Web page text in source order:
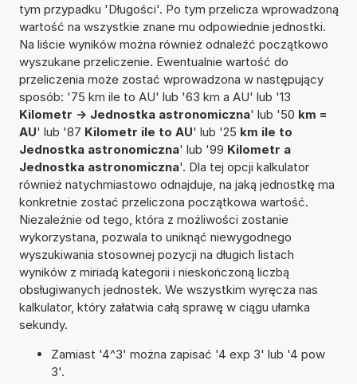
tym przypadku 'Długości'. Po tym przelicza wprowadzoną
wartość na wszystkie znane mu odpowiednie jednostki.
Na liście wyników można również odnaleźć początkowo
wyszukane przeliczenie. Ewentualnie wartość do
przeliczenia może zostać wprowadzona w następujący
sposób: '75 km ile to AU' lub '63 km a AU' lub '13
Kilometr -> Jednostka astronomiczna' lub '50 km =
AU' lub '87 Kilometr ile to AU' lub '25 km ile to
Jednostka astronomiczna' lub '99 Kilometr a
Jednostka astronomiczna'. Dla tej opcji kalkulator
również natychmiastowo odnajduje, na jaką jednostkę ma
konkretnie zostać przeliczona początkowa wartość.
Niezależnie od tego, która z możliwości zostanie
wykorzystana, pozwala to uniknąć niewygodnego
wyszukiwania stosownej pozycji na długich listach
wyników z miriadą kategorii i nieskończoną liczbą
obsługiwanych jednostek. We wszystkim wyręcza nas
kalkulator, który załatwia całą sprawę w ciągu ułamka
sekundy.
Zamiast '4^3' można zapisać '4 exp 3' lub '4 pow
3'.